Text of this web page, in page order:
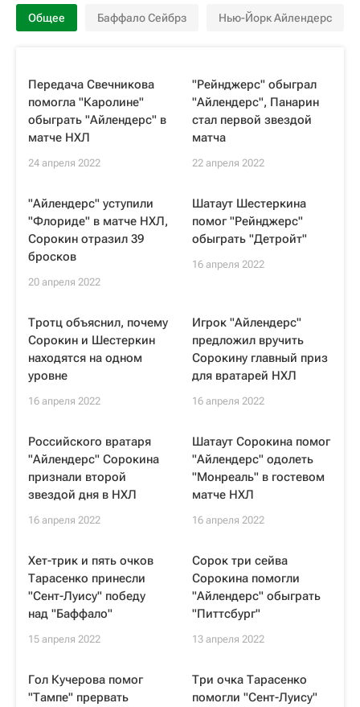
Общее Баффало Сейбрз Нью-Йорк Айлендерс
Передача Свечникова
помогла "Каролине"
обыграть "Айлендерс" в
матче НХЛ
24 апреля 2022
"Рейнджерс" обыграл
"Айлендерс", Панарин
стал первой звездой
матча
22 апреля 2022
"Айлендерс" уступили
"Флориде" в матче НХЛ,
Сорокин отразил 39
бросков
20 апреля 2022
Шатаут Шестеркина
помог "Рейнджерс"
обыграть "Детройт"
16 апреля 2022
Тротц объяснил, почему
Сорокин и Шестеркин
находятся на одном
уровне
16 апреля 2022
Игрок "Айлендерс"
предложил вручить
Сорокину главный приз
для вратарей НХЛ
16 апреля 2022
Российского вратаря
"Айлендерс" Сорокина
признали второй
звездой дня в НХЛ
16 апреля 2022
Шатаут Сорокина помог
"Айлендерс" одолеть
"Монреаль" в гостевом
матче НХЛ
16 апреля 2022
Хет-трик и пять очков
Тарасенко принесли
"Сент-Луису" победу
над "Баффало"
15 апреля 2022
Сорок три сейва
Сорокина помогли
"Айлендерс" обыграть
"Питтсбург"
13 апреля 2022
Гол Кучерова помог
"Тампе" прервать
Три очка Тарасенко
помогли "Сент-Луису"